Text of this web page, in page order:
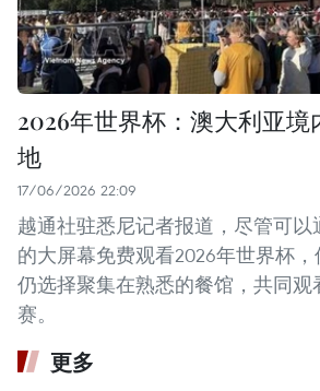
2026年世界杯：澳大利亚境
地
17/06/2026 22:09
越通社驻悉尼记者报道，尽管可
的大屏幕免费观看2026年世界杯
仍选择聚集在熟悉的餐馆，共同观
赛。
更多